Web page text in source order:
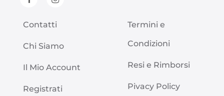
Contatti
Chi Siamo
Il Mio Account
Registrati
Termini e
Condizioni
Resi e Rimborsi
Pivacy Policy